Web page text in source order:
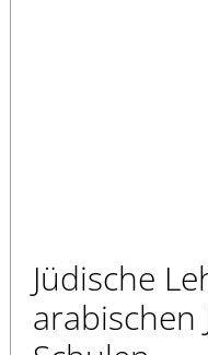
Jüdische
arabischen